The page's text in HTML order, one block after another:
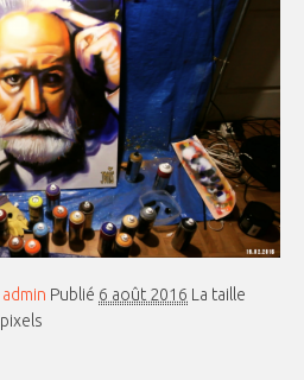
admin Publié 6 août 2016 La taille
pixels